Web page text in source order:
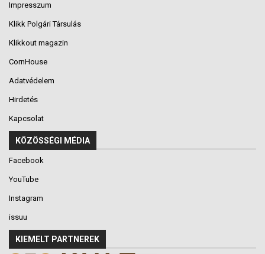
Impresszum
Klikk Polgári Társulás
Klikkout magazin
CornHouse
Adatvédelem
Hirdetés
Kapcsolat
KÖZÖSSÉGI MÉDIA
Facebook
YouTube
Instagram
issuu
KIEMELT PARTNEREK